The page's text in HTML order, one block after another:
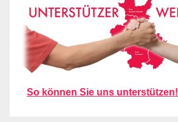
So können Sie uns unterstützen!